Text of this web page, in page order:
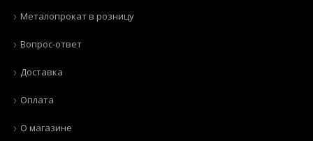
Металопрокат в розницу
Вопрос-ответ
Доставка
Оплата
О магазине